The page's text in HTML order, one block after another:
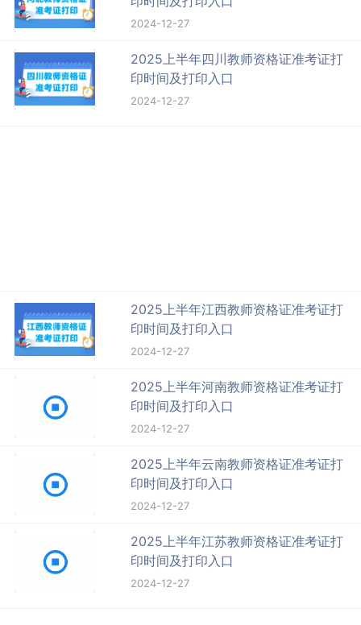
2024-12-27
2025上半年四川教师资格证准考证打
印时间及打印入口
2024-12-27
2025上半年江西教师资格证准考证打
印时间及打印入口
2024-12-27
2025上半年河南教师资格证准考证打
印时间及打印入口
2024-12-27
2025上半年云南教师资格证准考证打
印时间及打印入口
2024-12-27
2025上半年江苏教师资格证准考证打
印时间及打印入口
2024-12-27